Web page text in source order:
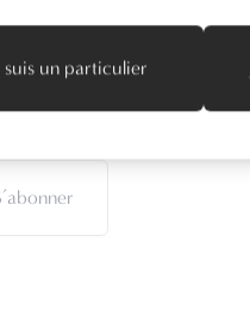
suis un particulier